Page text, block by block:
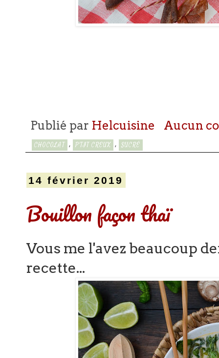
Publié par Helcuisine Aucun
CHOCOLAT , P'TIT CREUX , SUCRÉ
14 février 2019
Bouillon façon thaï
Vous me l'avez beaucoup
recette...